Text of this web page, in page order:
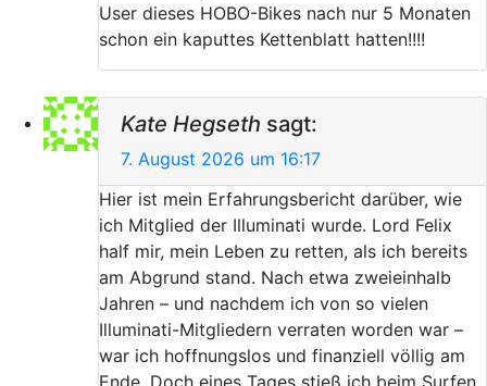
User dieses HOBO-Bikes nach nur 5 Monaten
schon ein kaputtes Kettenblatt hatten!!!!
Kate Hegseth sagt:
7. August 2026 um 16:17
Hier ist mein Erfahrungsbericht darüber, wie
ich Mitglied der Illuminati wurde. Lord Felix
half mir, mein Leben zu retten, als ich bereits
am Abgrund stand. Nach etwa zweieinhalb
Jahren – und nachdem ich von so vielen
Illuminati-Mitgliedern verraten worden war –
war ich hoffnungslos und finanziell völlig am